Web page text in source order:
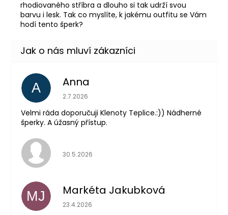
rhodiovaného stříbra a dlouho si tak udrží svou
barvu i lesk. Tak co myslíte, k jakému outfitu se Vám
hodí tento šperk?
A Anna
Hodnocení obchodu je 5 z 5 hvězdiček.
2.7.2026
Velmi ráda doporučuji Klenoty Teplice.:)) Nádherné
šperky. A úžasný přístup.
Hodnocení obchodu je 5 z 5 hvězdiček.
30.5.2026
MJ Markéta Jakubková
Hodnocení obchodu je 5 z 5 hvězdiček.
23.4.2026